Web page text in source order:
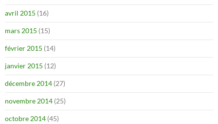
avril 2015 (16)
mars 2015 (15)
février 2015 (14)
janvier 2015 (12)
décembre 2014 (27)
novembre 2014 (25)
octobre 2014 (45)